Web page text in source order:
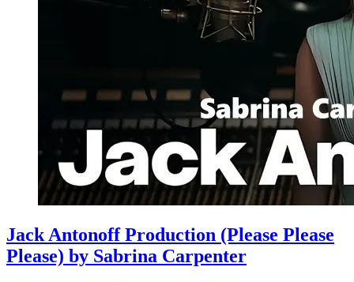
Jack Antonoff Production (Please Please
Please) by Sabrina Carpenter